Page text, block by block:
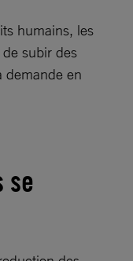
humains, les
subir des
demande en
se